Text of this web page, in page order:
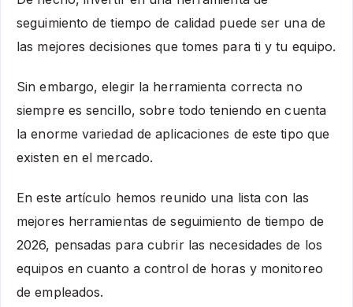
seguimiento de tiempo de calidad puede ser una de
las mejores decisiones que tomes para ti y tu equipo.
Sin embargo, elegir la herramienta correcta no
siempre es sencillo, sobre todo teniendo en cuenta
la enorme variedad de aplicaciones de este tipo que
existen en el mercado.
En este artículo hemos reunido una lista con las
mejores herramientas de seguimiento de tiempo de
2026, pensadas para cubrir las necesidades de los
equipos en cuanto a control de horas y monitoreo
de empleados.